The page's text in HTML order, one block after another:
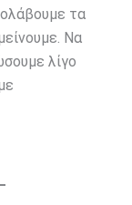
τα
Να
λίγο